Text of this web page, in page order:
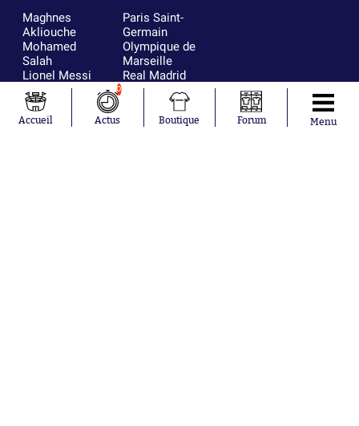
Maghnes
Akliouche
Mohamed
Salah
Lionel Messi
Ferrán Torres
Kilian Corredor
Franco
Paris Saint-
Germain
Olympique de
Marseille
Real Madrid
FIFA
Olympique
lyonnais
Accueil
0
Actus Boutique Forum Menu